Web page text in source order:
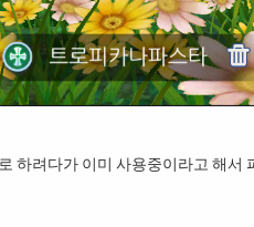
하려다가 이미 사용중이라고 해서